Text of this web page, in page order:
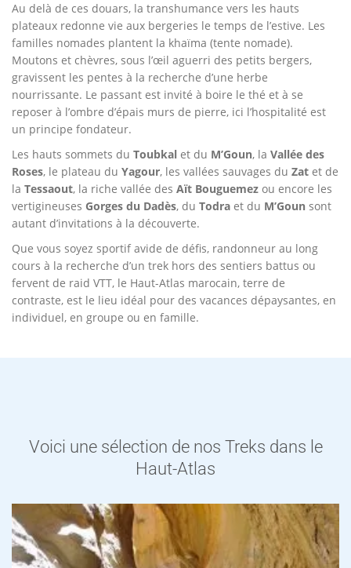
Au delà de ces douars, la transhumance vers les hauts
plateaux redonne vie aux bergeries le temps de l’estive. Les
familles nomades plantent la khaïma (tente nomade).
Moutons et chèvres, sous l’œil aguerri des petits bergers,
gravissent les pentes à la recherche d’une herbe
nourrissante. Le passant est invité à boire le thé et à se
reposer à l’ombre d’épais murs de pierre, ici l’hospitalité est
un principe fondateur.
Les hauts sommets du Toubkal et du M’Goun, la Vallée des
Roses, le plateau du Yagour, les vallées sauvages du Zat et de
la Tessaout, la riche vallée des Aït Bouguemez ou encore les
vertigineuses Gorges du Dadès, du Todra et du M’Goun sont
autant d’invitations à la découverte.
Que vous soyez sportif avide de défis, randonneur au long
cours à la recherche d’un trek hors des sentiers battus ou
fervent de raid VTT, le Haut-Atlas marocain, terre de
contraste, est le lieu idéal pour des vacances dépaysantes, en
individuel, en groupe ou en famille.
Voici une sélection de nos Treks dans le
Haut-Atlas